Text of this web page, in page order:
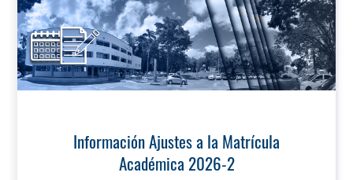
Información Ajustes a la Matrícula
Académica 2026-2